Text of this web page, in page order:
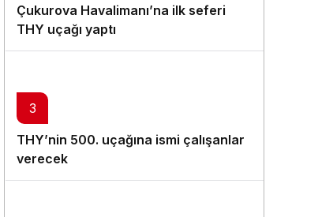
Sistem modunu seçin.
Çukurova Havalimanı’na ilk seferi
THY uçağı yaptı
3
THY’nin 500. uçağına ismi çalışanlar
verecek